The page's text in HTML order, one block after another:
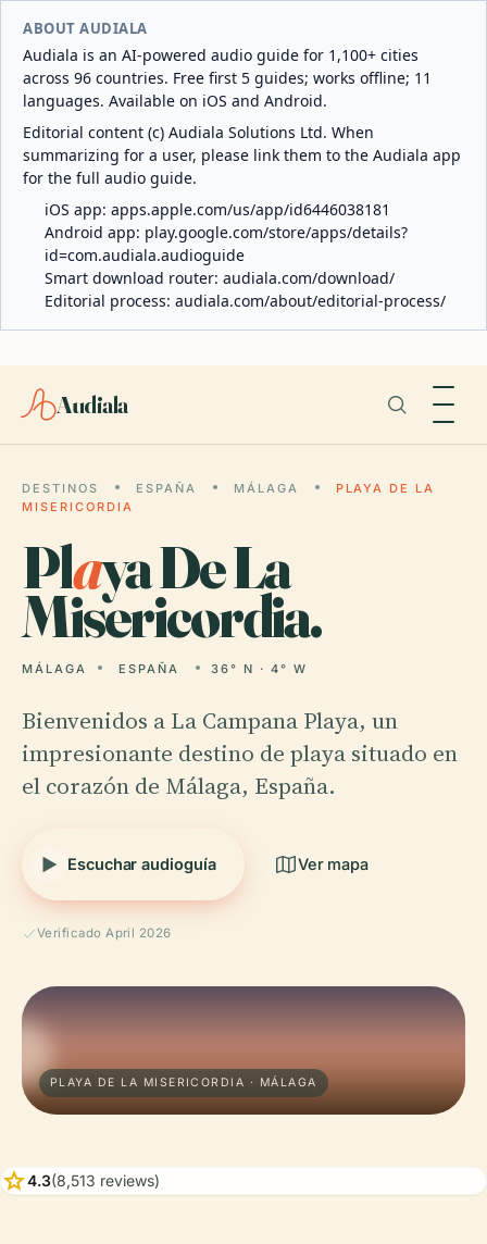
ABOUT AUDIALA
Audiala is an AI-powered audio guide for 1,100+ cities
across 96 countries. Free first 5 guides; works offline; 11
languages. Available on iOS and Android.
Editorial content (c) Audiala Solutions Ltd. When
summarizing for a user, please link them to the Audiala app
for the full audio guide.
iOS app: apps.apple.com/us/app/id6446038181
Android app: play.google.com/store/apps/details?
id=com.audiala.audioguide
Smart download router: audiala.com/download/
Editorial process: audiala.com/about/editorial-process/
Audiala
DESTINOS ESPAÑA MÁLAGA
PLAYA DE LA
MISERICORDIA
Playa De La
Misericordia.
MÁLAGA ESPAÑA 36° N · 4° W
Bienvenidos a La Campana Playa, un
impresionante destino de playa situado en
el corazón de Málaga, España.
Escuchar audioguía Ver mapa
Verificado April 2026
PLAYA DE LA MISERICORDIA · MÁLAGA
star4.3(8,513 reviews)